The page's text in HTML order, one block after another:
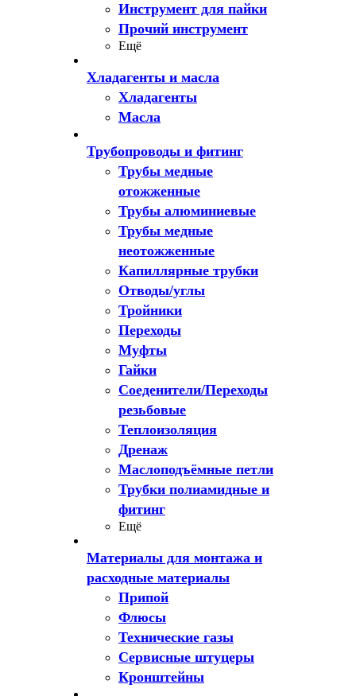
Инструмент для пайки
Прочий инструмент
Ещё
Хладагенты и масла
Хладагенты
Масла
Трубопроводы и фитинг
Трубы медные
отожженные
Трубы алюминиевые
Трубы медные
неотожженные
Капиллярные трубки
Отводы/углы
Тройники
Переходы
Муфты
Гайки
Соеденители/Переходы
резьбовые
Теплоизоляция
Дренаж
Маслоподъёмные петли
Трубки полиамидные и
фитинг
Ещё
Материалы для монтажа и
расходные материалы
Припой
Флюсы
Технические газы
Сервисные штуцеры
Кронштейны